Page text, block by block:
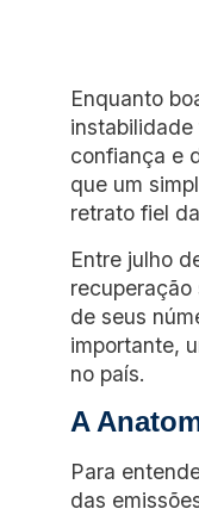
Enquanto
confiança e
que um
retrato fiel
Entre julho
de seus
importante,
no país.
A
Para
das